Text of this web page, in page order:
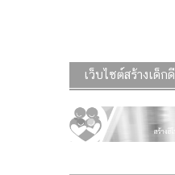
เว็บไซต์สร้างเด็กดี